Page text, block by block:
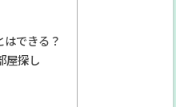
できる？
屋探し